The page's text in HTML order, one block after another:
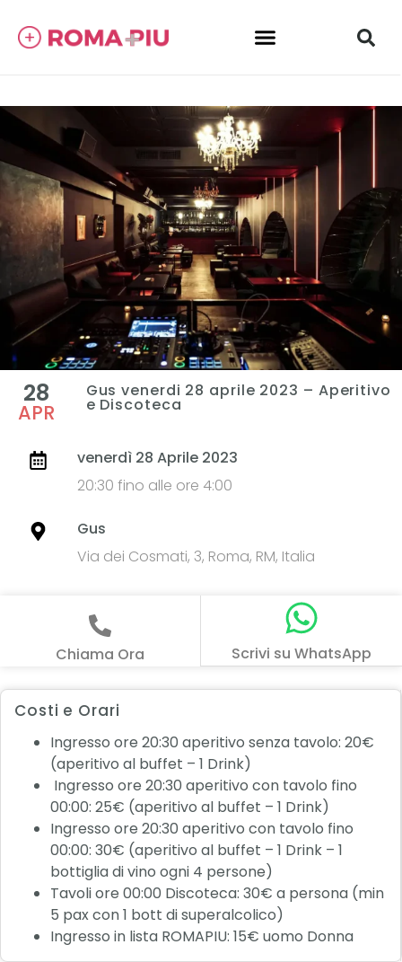
28
APR
Gus venerdi 28 aprile 2023 – Aperitivo
e Discoteca
venerdì 28 Aprile 2023
20:30 fino alle ore 4:00
Gus
Via dei Cosmati, 3, Roma, RM, Italia
Chiama Ora Scrivi su WhatsApp
Costi e Orari
Ingresso ore 20:30 aperitivo senza tavolo: 20€
(aperitivo al buffet – 1 Drink)
Ingresso ore 20:30 aperitivo con tavolo fino
00:00: 25€ (aperitivo al buffet – 1 Drink)
Ingresso ore 20:30 aperitivo con tavolo fino
00:00: 30€ (aperitivo al buffet – 1 Drink – 1
bottiglia di vino ogni 4 persone)
Tavoli ore 00:00 Discoteca: 30€ a persona (min
5 pax con 1 bott di superalcolico)
Ingresso in lista ROMAPIU: 15€ uomo Donna